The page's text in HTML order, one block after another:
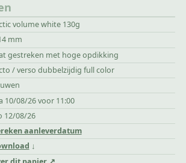
volume white 130g
mm
gestreken met hoge opdikking
/ verso dubbelzijdig full color
10/08/26 voor 11:00
12/08/26
aanleverdatum